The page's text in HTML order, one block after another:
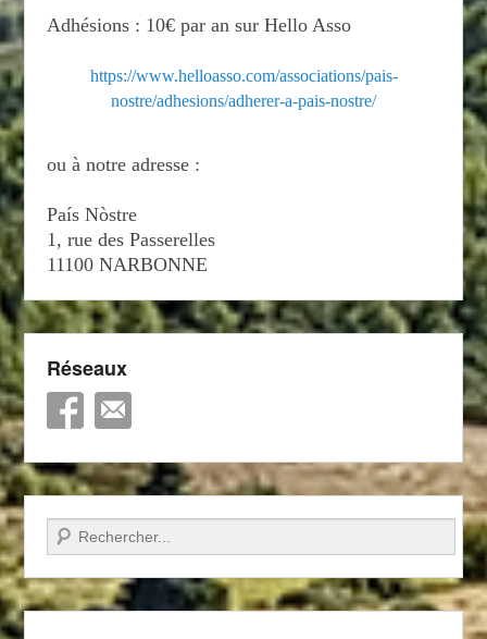
Adhésions : 10€ par an sur Hello Asso
https://www.helloasso.com/associations/pais-
nostre/adhesions/adherer-a-pais-nostre/
ou à notre adresse :
País Nòstre
1, rue des Passerelles
11100 NARBONNE
Réseaux
Recherche